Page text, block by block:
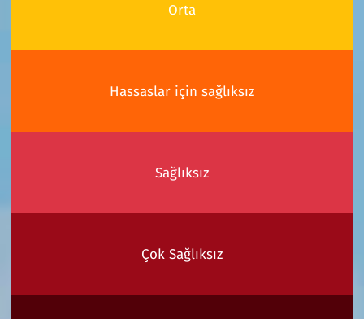
Orta
Hassaslar için sağlıksız
Sağlıksız
Çok Sağlıksız